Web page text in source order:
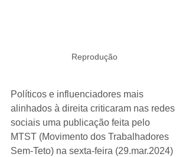
Reprodução
Políticos e influenciadores mais
alinhados à direita criticaram nas redes
sociais uma publicação feita pelo
MTST (Movimento dos Trabalhadores
Sem-Teto) na sexta-feira (29.mar.2024)